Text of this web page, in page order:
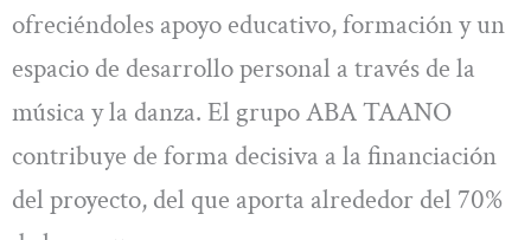
ofreciéndoles apoyo educativo, formación y un
espacio de desarrollo personal a través de la
música y la danza. El grupo ABA TAANO
contribuye de forma decisiva a la financiación
del proyecto, del que aporta alrededor del 70%